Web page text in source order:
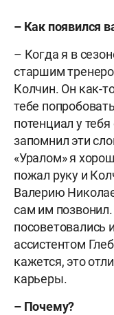
– Как появился
– Когда я в
старшим
Колчин. Он как-
тебе
потенциал у
запомнил эти
«Уралом» я
пожал руку и
Валерию
сам им
посоветовались
ассистентом
кажется, это
карьеры.
– Почему?